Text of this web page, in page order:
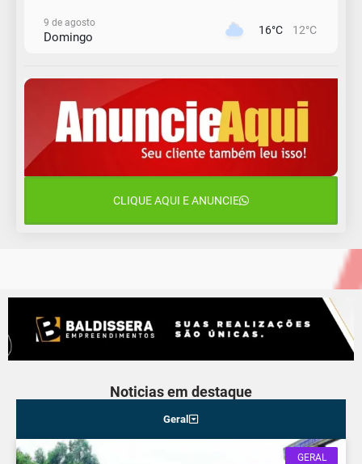
9 de agosto
Domingo 16°C 12°C
Segunda-Feira 13°C 11°C
11 de agosto
Terça-Feira
Quarta-Feira
CLIQUE AQUI E ANUNCIE
Noticias em destaque
Geral
GERAL